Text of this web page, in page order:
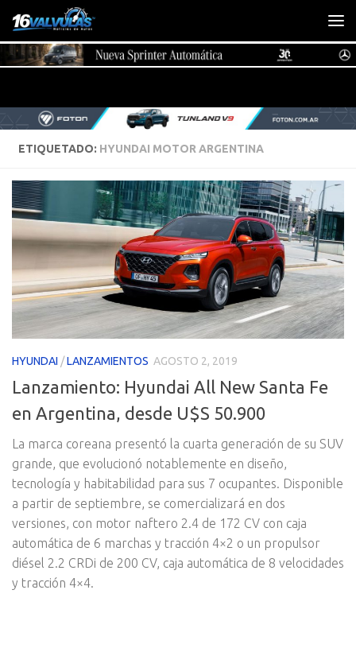
Saltar al contenido
ETIQUETADO: HYUNDAI MOTOR ARGENTINA
HYUNDAI /LANZAMIENTOS AGOSTO 2, 2019
Lanzamiento: Hyundai All New Santa Fe
en Argentina, desde U$S 50.900
La marca coreana presentó la cuarta generación de su SUV
grande, que evolucionó notablemente en diseño,
tecnología y habitabilidad para sus 7 ocupantes. Disponible
a partir de septiembre, se comercializará en dos
versiones, con motor naftero 2.4 de 172 CV con caja
automática de 6 marchas y tracción 4×2 o un propulsor
diésel 2.2 CRDi de 200 CV, caja automática de 8 velocidades
y tracción 4×4.